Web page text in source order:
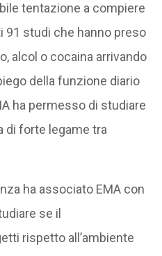
tentazione a compiere
91 studi che hanno preso
alcol o cocaina arrivando
della funzione diario
ha permesso di studiare
di forte legame tra
ha associato EMA con
se il
rispetto all’ambiente